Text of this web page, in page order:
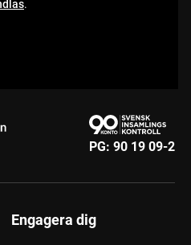
.
PG: 90 19 09-2
Engagera dig